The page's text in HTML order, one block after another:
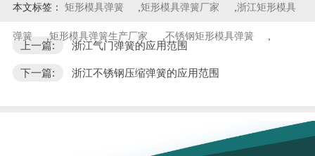
本文标签： 矩形模具弹簧 ,矩形模具弹簧厂家 ,浙江矩形模具
弹簧 ,矩形模具弹簧生产厂家 ,不锈钢矩形模具弹簧 ,
上一篇: 浙江气门弹簧的应用范围
下一篇: 浙江不锈钢压缩弹簧的应用范围